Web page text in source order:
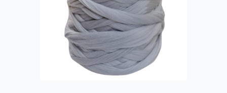
In den Warenkorb